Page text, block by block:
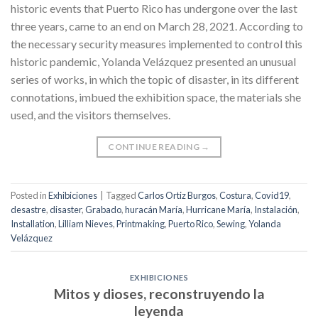
historic events that Puerto Rico has undergone over the last
three years, came to an end on March 28, 2021. According to
the necessary security measures implemented to control this
historic pandemic, Yolanda Velázquez presented an unusual
series of works, in which the topic of disaster, in its different
connotations, imbued the exhibition space, the materials she
used, and the visitors themselves.
CONTINUE READING →
Posted inExhibiciones TaggedCarlos Ortiz Burgos,Costura,Covid19,
desastre,disaster,Grabado,huracán María,Hurricane María, Instalación,
Installation,Lilliam Nieves,Printmaking,Puerto Rico,Sewing,Yolanda
Velázquez
EXHIBICIONES
Mitos y dioses, reconstruyendo la
leyenda